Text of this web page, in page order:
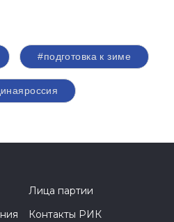
#подготовка к зиме
Лица партии
Контакты РИК